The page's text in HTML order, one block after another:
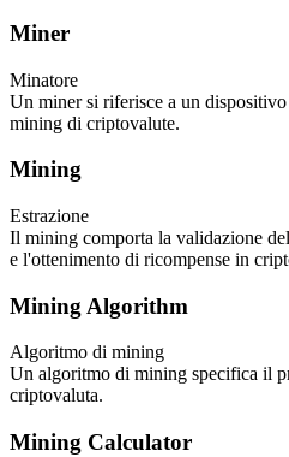
Miner
Minatore
Un miner si riferisce a un
mining di criptovalute.
Mining
Estrazione
Il mining comporta la validazione
e l'ottenimento di ricompense in
Mining Algorithm
Algoritmo di mining
Un algoritmo di mining specifica il
criptovaluta.
Mining Calculator